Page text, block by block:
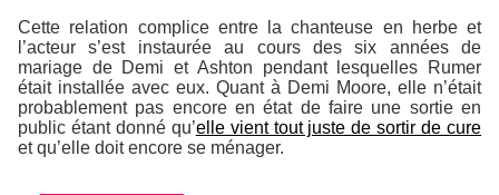
Cette relation complice entre la chanteuse en herbe et
l’acteur s’est instaurée au cours des six années de
mariage de Demi et Ashton pendant lesquelles Rumer
était installée avec eux. Quant à Demi Moore, elle n’était
probablement pas encore en état de faire une sortie en
public étant donné qu’elle vient tout juste de sortir de cure
et qu’elle doit encore se ménager.